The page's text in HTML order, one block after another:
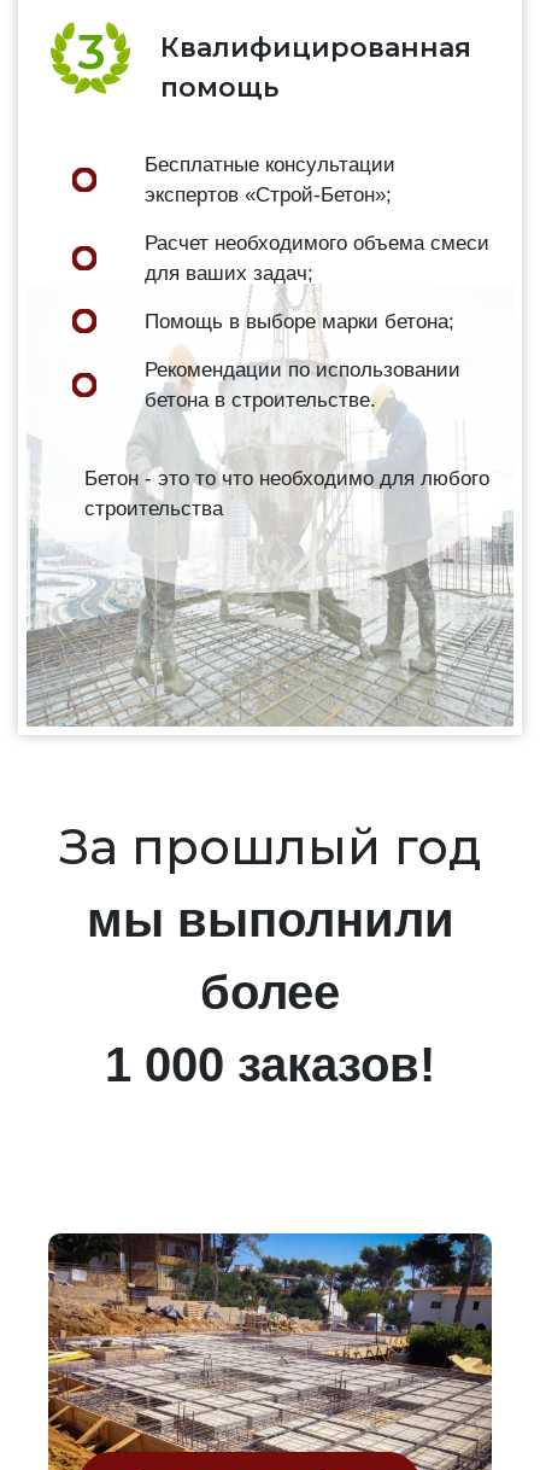
Квалифицированная
помощь
Бесплатные консультации
экспертов «Строй-Бетон»;
Расчет необходимого объема смеси
для ваших задач;
Помощь в выборе марки бетона;
Рекомендации по использовании
бетона в строительстве.
Бетон - это то что необходимо для любого
строительства
За прошлый год
мы выполнили
более
1 000 заказов!